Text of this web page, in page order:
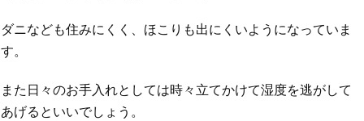
ダニなども住みにくく、ほこりも出にくいようになっていま
す。
また日々のお手入れとしては時々立てかけて湿度を逃がして
あげるといいでしょう。